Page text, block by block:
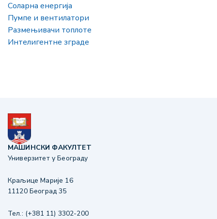
Соларна енергија
Пумпе и вентилатори
Размењивачи топлоте
Интелигентне зграде
МАШИНСКИ ФАКУЛТЕТ
Универзитет у Београду
Краљице Марије 16
11120 Београд 35
Тел.: (+381 11) 3302-200